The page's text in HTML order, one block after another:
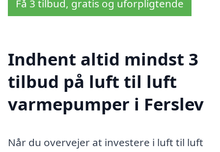
Få 3 tilbud, gratis og uforpligtende
Indhent altid mindst 3
tilbud på luft til luft
varmepumper i Ferslev
Når du overvejer at investere i luft til luft